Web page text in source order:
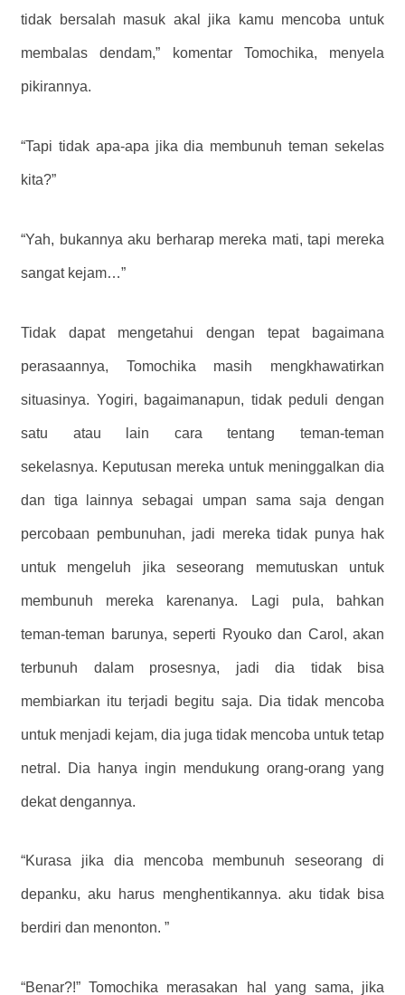
tidak bersalah masuk akal jika kamu mencoba untuk
membalas dendam,” komentar Tomochika, menyela
pikirannya.
“Tapi tidak apa-apa jika dia membunuh teman sekelas
kita?”
“Yah, bukannya aku berharap mereka mati, tapi mereka
sangat kejam…”
Tidak dapat mengetahui dengan tepat bagaimana
perasaannya, Tomochika masih mengkhawatirkan
situasinya. Yogiri, bagaimanapun, tidak peduli dengan
satu atau lain cara tentang teman-teman
sekelasnya. Keputusan mereka untuk meninggalkan dia
dan tiga lainnya sebagai umpan sama saja dengan
percobaan pembunuhan, jadi mereka tidak punya hak
untuk mengeluh jika seseorang memutuskan untuk
membunuh mereka karenanya. Lagi pula, bahkan
teman-teman barunya, seperti Ryouko dan Carol, akan
terbunuh dalam prosesnya, jadi dia tidak bisa
membiarkan itu terjadi begitu saja. Dia tidak mencoba
untuk menjadi kejam, dia juga tidak mencoba untuk tetap
netral. Dia hanya ingin mendukung orang-orang yang
dekat dengannya.
“Kurasa jika dia mencoba membunuh seseorang di
depanku, aku harus menghentikannya. aku tidak bisa
berdiri dan menonton. ”
“Benar?!” Tomochika merasakan hal yang sama, jika